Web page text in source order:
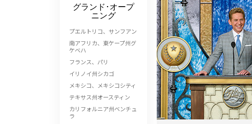
グランド･オープ
ニング
プエルトリコ、サンフアン
南アフリカ、東ケープ州グ
ケベハ
フランス、パリ
イリノイ州シカゴ
メキシコ、メキシコシティ
テキサス州オースティン
カリフォルニア州ベンチュ
ラ